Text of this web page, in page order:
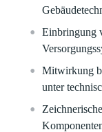
Einbringung
Mitwirkung
unter